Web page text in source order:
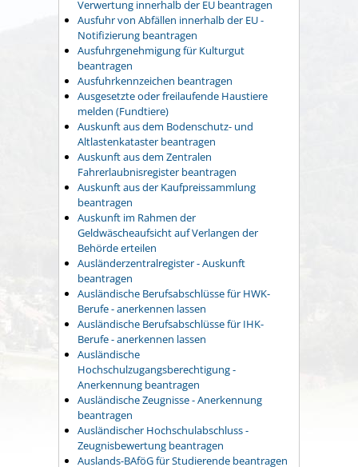
Verwertung innerhalb der EU beantragen
Ausfuhr von Abfällen innerhalb der EU -
Notifizierung beantragen
Ausfuhrgenehmigung für Kulturgut
beantragen
Ausfuhrkennzeichen beantragen
Ausgesetzte oder freilaufende Haustiere
melden (Fundtiere)
Auskunft aus dem Bodenschutz- und
Altlastenkataster beantragen
Auskunft aus dem Zentralen
Fahrerlaubnisregister beantragen
Auskunft aus der Kaufpreissammlung
beantragen
Auskunft im Rahmen der
Geldwäscheaufsicht auf Verlangen der
Behörde erteilen
Ausländerzentralregister - Auskunft
beantragen
Ausländische Berufsabschlüsse für HWK-
Berufe - anerkennen lassen
Ausländische Berufsabschlüsse für IHK-
Berufe - anerkennen lassen
Ausländische
Hochschulzugangsberechtigung -
Anerkennung beantragen
Ausländische Zeugnisse - Anerkennung
beantragen
Ausländischer Hochschulabschluss -
Zeugnisbewertung beantragen
Auslands-BAföG für Studierende beantragen